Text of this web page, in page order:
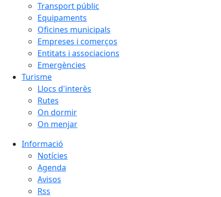
Transport públic
Equipaments
Oficines municipals
Empreses i comerços
Entitats i associacions
Emergències
Turisme
Llocs d'interès
Rutes
On dormir
On menjar
Informació
Notícies
Agenda
Avisos
Rss